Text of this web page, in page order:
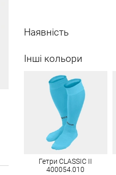
Наявність
Інші кольори
Гетри CLASSIC II
400054.010